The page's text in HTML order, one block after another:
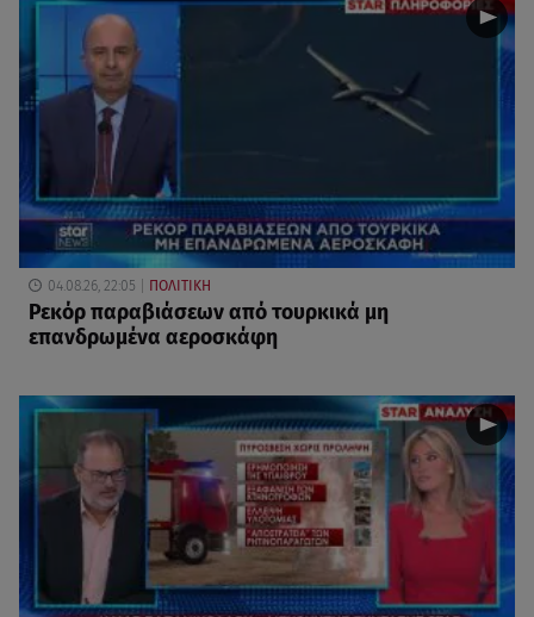
04.08.26, 22:05 ΠΟΛΙΤΙΚΗ
Ρεκόρ παραβιάσεων από τουρκικά μη
επανδρωμένα αεροσκάφη